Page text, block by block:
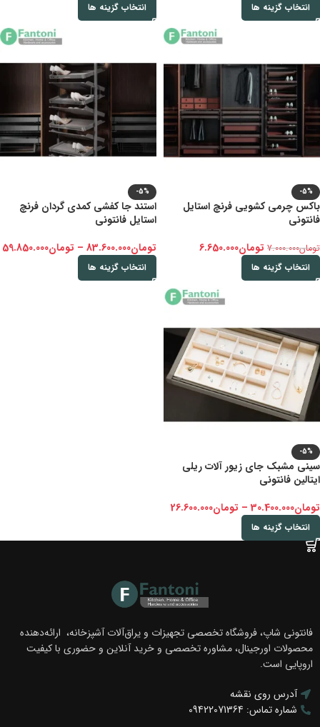
انتخاب گزینه ها انتخاب گزینه ها
-5%
باکس چرمی کشویی فرنچ استایل
فانتونی
تومان7.000.000 تومان6.650.000
انتخاب گزینه ها
-5%
استند جا کفشی کمدی گردان فرنچ
استایل فانتونی
تومان83.600.000
– تومان59.850.000
انتخاب گزینه ها
-5%
سینی مشبک جای زیور آلات ریلی
ایتالین فانتونی
تومان30.400.000
– تومان26.600.000
انتخاب گزینه ها
فانتونی شاپ، فروشگاه تخصصی تجهیزات و یراق‌آلات آشپزخانه، ارائه‌دهنده
محصولات اورجینال، مشاوره تخصصی و خرید آنلاین و حضوری با کیفیت
اروپایی است.
آدرس روی نقشه
شماره تماس: 09422071364